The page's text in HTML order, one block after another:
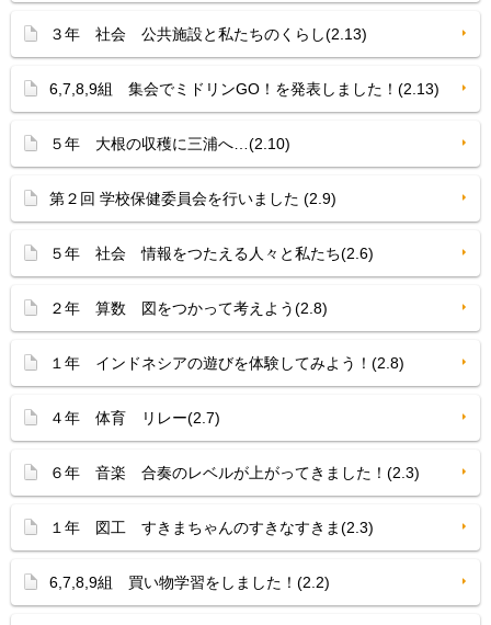
３年 社会 公共施設と私たちのくらし(2.13)
6,7,8,9組 集会でミドリンGO！を発表しました！(2.13)
５年 大根の収穫に三浦へ…(2.10)
第２回 学校保健委員会を行いました (2.9)
５年 社会 情報をつたえる人々と私たち(2.6)
２年 算数 図をつかって考えよう(2.8)
１年 インドネシアの遊びを体験してみよう！(2.8)
４年 体育 リレー(2.7)
６年 音楽 合奏のレベルが上がってきました！(2.3)
１年 図工 すきまちゃんのすきなすきま(2.3)
6,7,8,9組 買い物学習をしました！(2.2)